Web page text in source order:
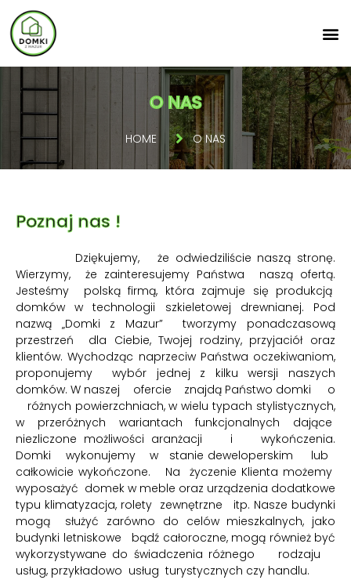
O NAS
HOME O NAS
Poznaj nas !
Dziękujemy, że odwiedziliście naszą stronę.
Wierzymy, że zainteresujemy Państwa naszą ofertą.
Jesteśmy polską firmą, która zajmuje się produkcją
domków w technologii szkieletowej drewnianej. Pod
nazwą „Domki z Mazur” tworzymy ponadczasową
przestrzeń dla Ciebie, Twojej rodziny, przyjaciół oraz
klientów. Wychodząc naprzeciw Państwa oczekiwaniom,
proponujemy wybór jednej z kilku wersji naszych
domków. W naszej ofercie znajdą Państwo domki o
różnych powierzchniach, w wielu typach stylistycznych,
w przeróżnych wariantach funkcjonalnych dające
niezliczone możliwości aranżacji i wykończenia.
Domki wykonujemy w stanie deweloperskim lub
całkowicie wykończone. Na życzenie Klienta możemy
wyposażyć domek w meble oraz urządzenia dodatkowe
typu klimatyzacja, rolety zewnętrzne itp. Nasze budynki
mogą służyć zarówno do celów mieszkalnych, jako
budynki letniskowe bądź całoroczne, mogą również być
wykorzystywane do świadczenia różnego rodzaju
usług, przykładowo usług turystycznych czy handlu.